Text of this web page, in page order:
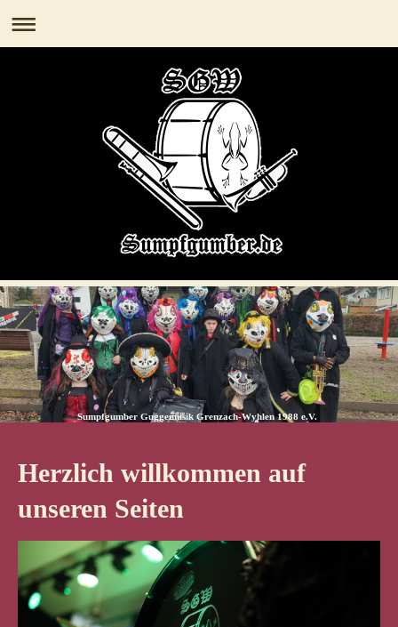
Sumpfgumber Guggemusik Grenzach-Wyhlen 1988 e.V.
Herzlich willkommen auf
unseren Seiten